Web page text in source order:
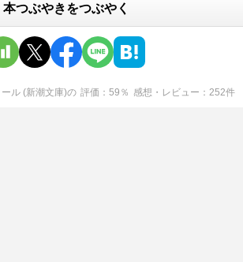
本つぶやきをつぶやく
ル (新潮文庫)の 評価 59 ％ 感想・レビュー 252件